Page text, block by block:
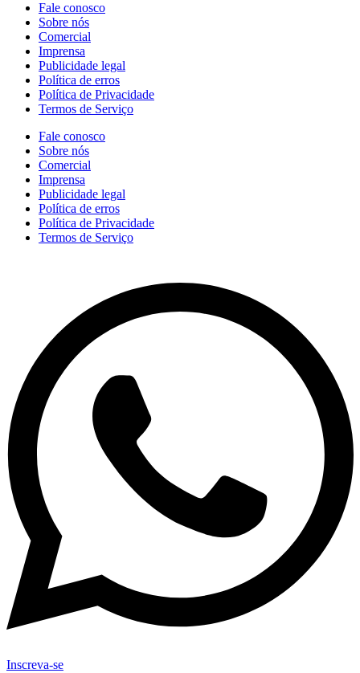
Fale conosco
Sobre nós
Comercial
Imprensa
Publicidade legal
Política de erros
Política de Privacidade
Termos de Serviço
Fale conosco
Sobre nós
Comercial
Imprensa
Publicidade legal
Política de erros
Política de Privacidade
Termos de Serviço
Inscreva-se